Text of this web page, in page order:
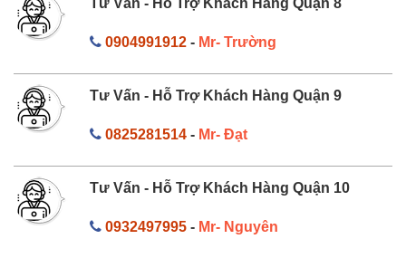
0904991912- Mr- Trường
Tư Vấn - Hỗ Trợ Khách Hàng Quận 9
0825281514- Mr- Đạt
Tư Vấn - Hỗ Trợ Khách Hàng Quận 10
0932497995- Mr- Nguyên